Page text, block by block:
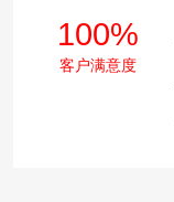
100%
客户满意度